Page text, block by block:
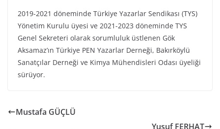
2019-2021 döneminde Türkiye Yazarlar Sendikası (TYS)
Yönetim Kurulu üyesi ve 2021-2023 döneminde TYS
Genel Sekreteri olarak sorumluluk üstlenen Gök
Aksamaz’ın Türkiye PEN Yazarlar Derneği, Bakırköylü
Sanatçılar Derneği ve Kimya Mühendisleri Odası üyeliği
sürüyor.
Mustafa GÜÇLÜ
Yusuf FERHAT